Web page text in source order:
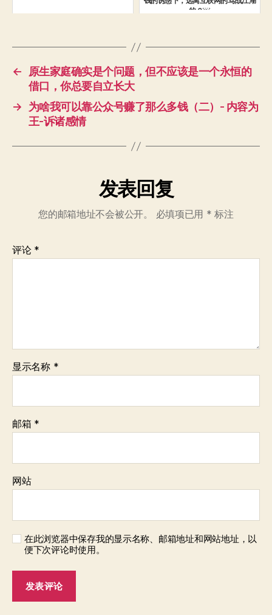
的？￼
←
原生家庭确实是个问题，但不应该是一个永恒的
借口，你总要自立长大
→
为啥我可以靠公众号赚了那么多钱（二）- 内容为
王-诉诸感情
发表回复
您的邮箱地址不会被公开。 必填项已用 * 标注
评论 *
显示名称 *
邮箱 *
网站
在此浏览器中保存我的显示名称、邮箱地址和网站地址，以
便下次评论时使用。